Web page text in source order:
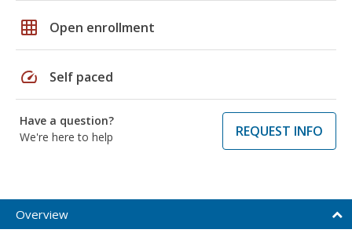
grid_on Open enrollment
speed Self paced
Have a question?
We're here to help
REQUEST INFO
Overview